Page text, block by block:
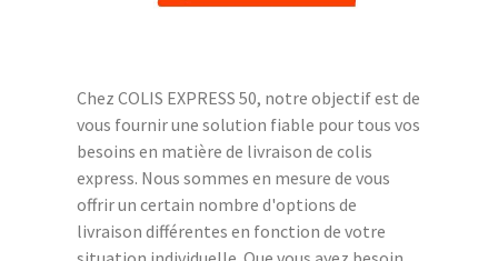
Chez COLIS EXPRESS 50, notre objectif est de
vous fournir une solution fiable pour tous vos
besoins en matière de livraison de colis
express. Nous sommes en mesure de vous
offrir un certain nombre d'options de
livraison différentes en fonction de votre